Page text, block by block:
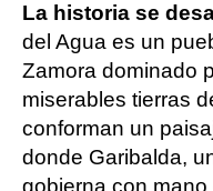
La historia se
del Agua es un
Zamora dominado
miserables tierras
conforman un
donde Garibalda,
gobierna con